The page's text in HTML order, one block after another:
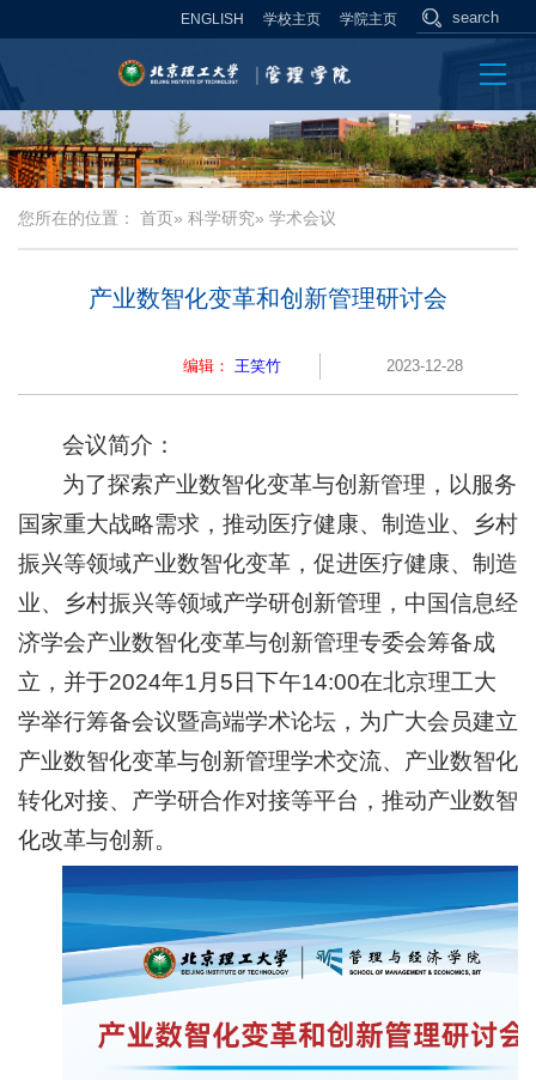
ENGLISH 学校主页 学院主页
您所在的位置： 首页» 科学研究» 学术会议
产业数智化变革和创新管理研讨会
编辑： 王笑竹 2023-12-28
会议简介：
为了探索产业数智化变革与创新管理，以服务
国家重大战略需求，推动医疗健康、制造业、乡村
振兴等领域产业数智化变革，促进医疗健康、制造
业、乡村振兴等领域产学研创新管理，中国信息经
济学会产业数智化变革与创新管理专委会筹备成
立，并于2024年1月5日下午14:00在北京理工大
学举行筹备会议暨高端学术论坛，为广大会员建立
产业数智化变革与创新管理学术交流、产业数智化
转化对接、产学研合作对接等平台，推动产业数智
化改革与创新。